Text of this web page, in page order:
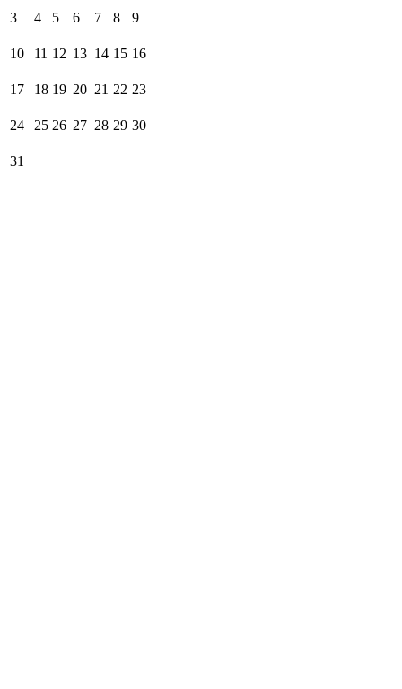
3 4 5 6 7 8 9
10 11 12 13 14 15 16
17 18 19 20 21 22 23
24 25 26 27 28 29 30
31